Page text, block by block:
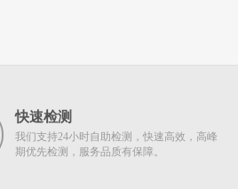
快速检测
我们支持24小时自助检测，快速高效，高峰
期优先检测，服务品质有保障。